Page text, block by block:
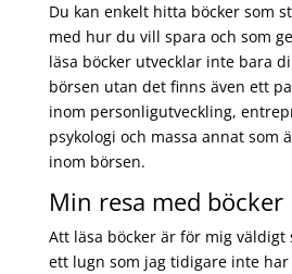
Du kan enkelt hitta böcker som
med hur du vill spara och som
läsa böcker utvecklar inte bara
börsen utan det finns även ett
inom personligutveckling,
psykologi och massa annat som
inom börsen.
Min resa med böcker
Att läsa böcker är för mig väldigt
ett lugn som jag tidigare inte